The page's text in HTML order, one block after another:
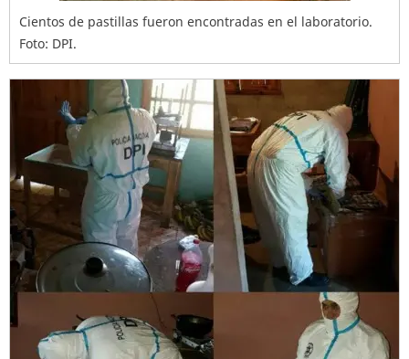
Cientos de pastillas fueron encontradas en el laboratorio.
Foto: DPI.